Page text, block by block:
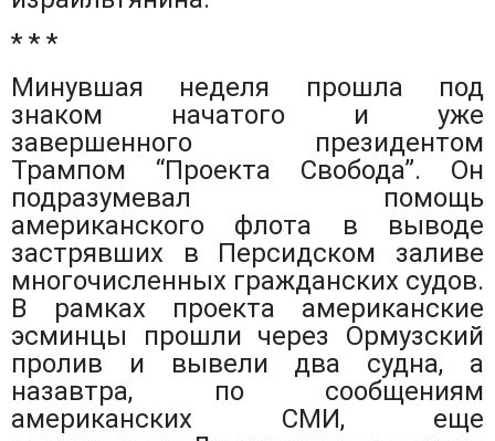
* * *
Минувшая неделя прошла под
знаком начатого и уже
завершенного президентом
Трампом “Проекта Свобода”. Он
подразумевал помощь
американского флота в выводе
застрявших в Персидском заливе
многочисленных гражданских судов.
В рамках проекта американские
эсминцы прошли через Ормузский
пролив и вывели два судна, а
назавтра, по сообщениям
американских СМИ, еще